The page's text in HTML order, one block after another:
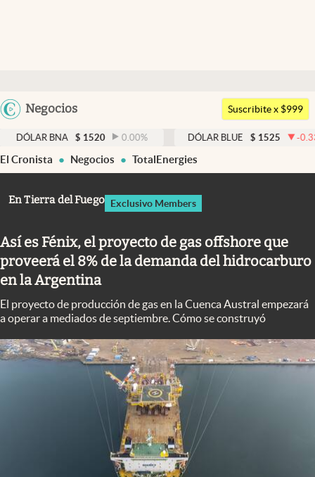
Argentina
Negocios
Members
Economía y Política
Finanzas y Mercados
Columnistas
Otras secciones
Infotechnology
Clase
Suscribite x $999
BNA $ 1520 0.00% DÓLAR BLUE $ 1525 -0.33%
El Cronista Negocios TotalEnergies
En Tierra del Fuego Exclusivo Members
Así es Fénix, el proyecto de gas offshore que
proveerá el 8% de la demanda del hidrocarburo
en la Argentina
El proyecto de producción de gas en la Cuenca Austral empezará
a operar a mediados de septiembre. Cómo se construyó